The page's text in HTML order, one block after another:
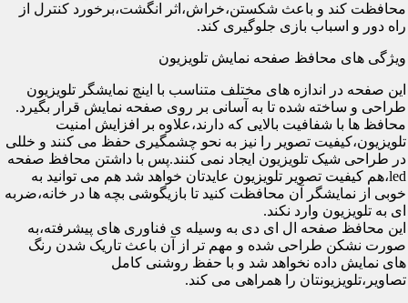
محافظت کند و باعث شکستن،خراش،اثر انگشت،برخورد کنترل از
راه دور و اسباب بازی جلوگیری کند.
ویژگی های محافظ صفحه نمایش تلویزیون
این صفحه در اندازه های مختلف متناسب با اینچ نمایشگر تلویزیون
طراحی و ساخته شده تا به آسانی بر روی صفحه نمایش قرار بگیرد.
محافظ ها با شفافیت بالایی که دارند،علاوه بر افزایش امنیت
تلویزیون،کیفیت تصویر را نیز به نحو چشمگیری حفظ می کنند و خللی
در طراحی شیک تلویزیون ایجاد نمی کنند.پس با داشتن محافظ صفحه
led،هم کیفیت تصویر تلویزیون عایدتان خواهد شد هم می توانید به
خوبی از نمایشگر آن محافظت کنید تا بازیگوشی بچه ها در خانه،ضربه
ای به تلویزیون وارد نکند.
این محافظ صفحه ال ای دی به وسیله ی فناوری های پیشرفته،به
صورت نشکن طراحی شده و مهم تر از آن باعث تاریک شدن رنگ
های نمایش داده نخواهد شد و با حفظ روشنی کامل
تصاویر،تلویزیونتان را همراهی می کند.